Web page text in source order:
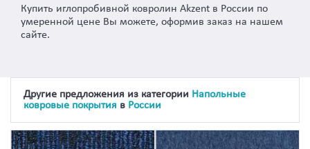
Купить иглопробивной ковролин Akzent в России по
умеренной цене Вы можете, оформив заказ на нашем
сайте.
Другие предложения из категории Напольные
ковровые покрытия в России